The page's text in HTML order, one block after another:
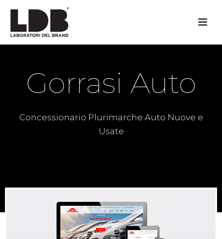
Gorrasi Auto
Concessionario Plurimarche Auto Nuove e
Usate